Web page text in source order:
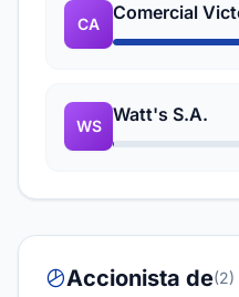
CA
Comercial
WS
Watt's S.A.
Accionista de(2)